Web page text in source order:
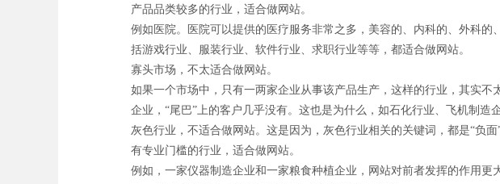
产品品类较多的行业，适合做网站。
例如医院。医院可以提供的医疗服务非常之多，美容的、内科的、外科
括游戏行业、服装行业、软件行业、求职行业等等，都适合做网站。
寡头市场，不太适合做网站。
如果一个市场中，只有一两家企业从事该产品生产，这样的行业，其实
企业，“尾巴”上的客户几乎没有。这也是为什么，如石化行业、飞机制造
灰色行业，不适合做网站。这是因为，灰色行业相关的关键词，都是“负
有专业门槛的行业，适合做网站。
例如，一家仪器制造企业和一家粮食种植企业，网站对前者发挥的作用